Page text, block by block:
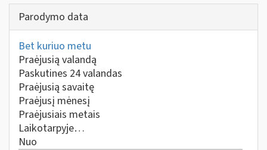
Parodymo data
Bet kuriuo metu
Praėjusią valandą
Paskutines 24 valandas
Praėjusią savaitę
Praėjusį mėnesį
Praėjusiais metais
Laikotarpyje…
Nuo